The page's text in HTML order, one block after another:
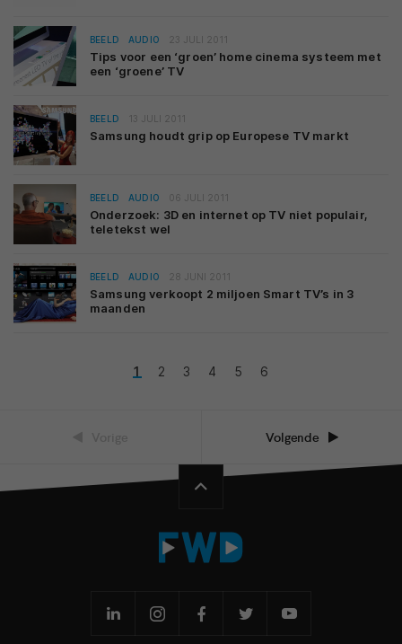
BEELD AUDIO 23 JULI 2011
Tips voor een ‘groen’ home cinema systeem met
een ‘groene’ TV
BEELD 13 JULI 2011
Samsung houdt grip op Europese TV markt
BEELD AUDIO 06 JULI 2011
Onderzoek: 3D en internet op TV niet populair,
teletekst wel
BEELD AUDIO 28 JUNI 2011
Samsung verkoopt 2 miljoen Smart TV’s in 3
maanden
1 2 3 4 5 6
Volgende